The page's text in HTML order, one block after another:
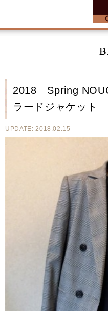
2018 Spring
ラードジャケット
UPDATE: 2018.02.15